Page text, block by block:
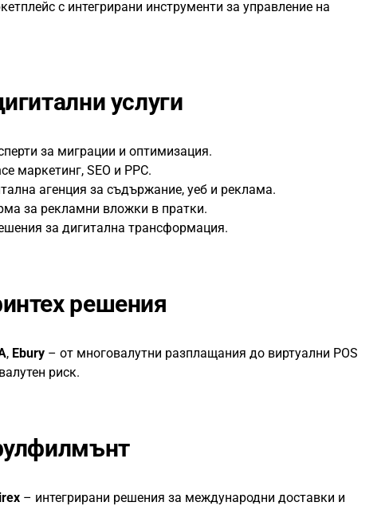
с интегрирани инструменти за управление на
услуги
за миграции и оптимизация.
маркетинг, SEO и PPC.
агенция за съдържание, уеб и реклама.
за рекламни вложки в пратки.
за дигитална трансформация.
решения
, Ebury – от многовалутни разплащания до виртуални POS
риск.
– интегрирани решения за международни доставки и